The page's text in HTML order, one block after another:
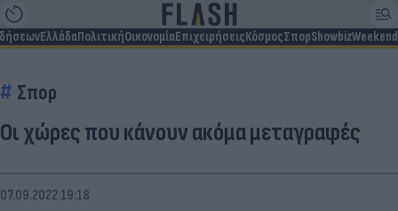
ΕλλάδαΠολιτικήΟικονομίαΕπιχειρήσειςΚόσμοςΣπορShowbizWeekend
Σπορ
Οι χώρες που κάνουν ακόμα μεταγραφές
07.09.2022 19:18